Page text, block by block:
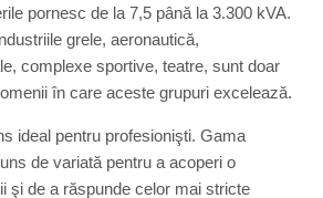
pornesc de la 7,5 până la 3.300 kVA.
grele, aeronautică,
complexe sportive, teatre, sunt doar
în care aceste grupuri excelează.
ideal pentru profesionişti. Gama
de variată pentru a acoperi o
şi de a răspunde celor mai stricte